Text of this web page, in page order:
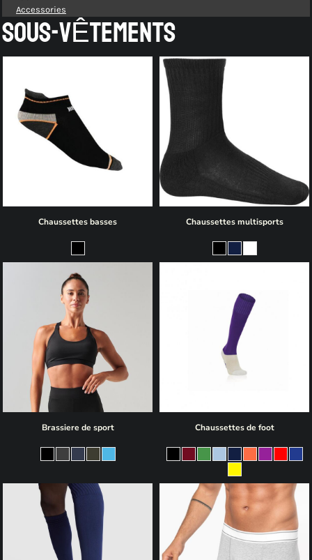
Accessories
SOUS-VÊTEMENTS
Chaussettes basses Chaussettes multisports
Brassiere de sport Chaussettes de foot